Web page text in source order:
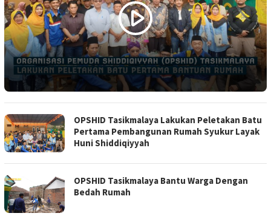
OPSHID Tasikmalaya Lakukan Peletakan Batu
Pertama Pembangunan Rumah Syukur Layak
Huni Shiddiqiyyah
OPSHID Tasikmalaya Bantu Warga Dengan
Bedah Rumah